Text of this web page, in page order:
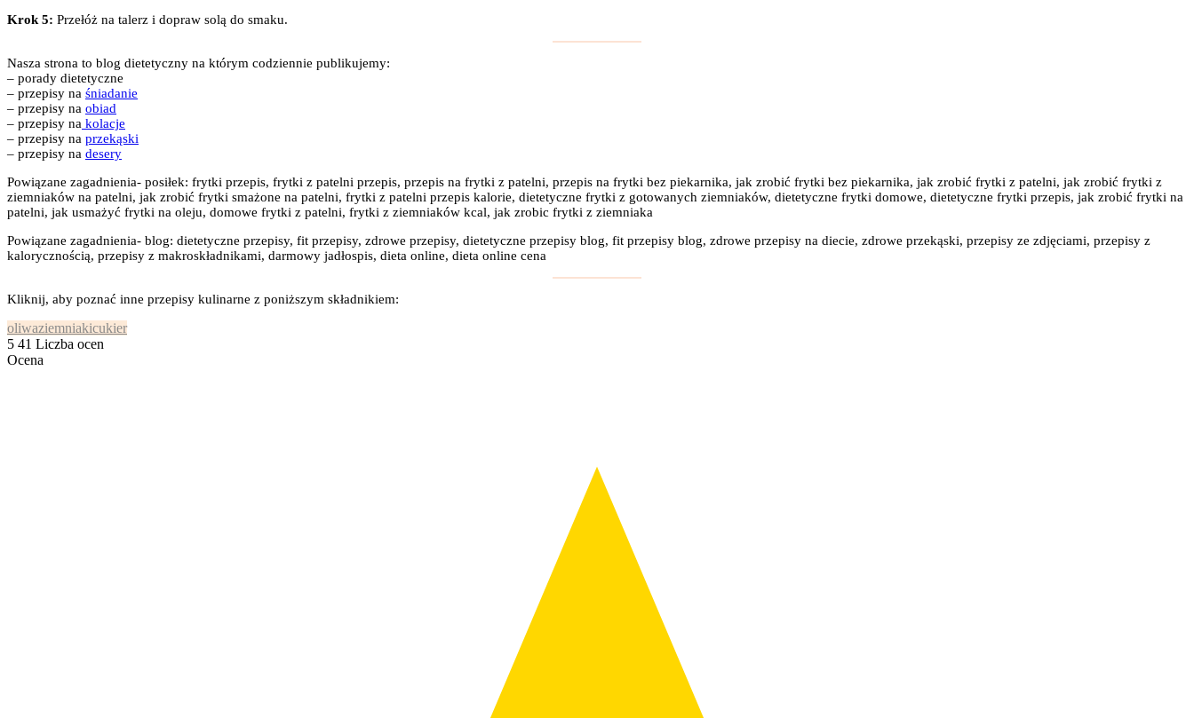
Krok 5: Przełóż na talerz i dopraw solą do smaku.
Nasza strona to blog dietetyczny na którym codziennie publikujemy:
– porady dietetyczne
– przepisy na śniadanie
– przepisy na obiad
– przepisy na kolacje
– przepisy na przekąski
– przepisy na desery
Powiązane zagadnienia- posiłek: frytki przepis, frytki z patelni przepis, przepis na frytki z patelni, przepis na frytki bez piekarnika, jak zrobić frytki bez piekarnika, jak zrobić frytki z patelni, jak zrobić frytki z
ziemniaków na patelni, jak zrobić frytki smażone na patelni, frytki z patelni przepis kalorie, dietetyczne frytki z gotowanych ziemniaków, dietetyczne frytki domowe, dietetyczne frytki przepis, jak zrobić frytki na
patelni, jak usmażyć frytki na oleju, domowe frytki z patelni, frytki z ziemniaków kcal, jak zrobic frytki z ziemniaka
Powiązane zagadnienia- blog: dietetyczne przepisy, fit przepisy, zdrowe przepisy, dietetyczne przepisy blog, fit przepisy blog, zdrowe przepisy na diecie, zdrowe przekąski, przepisy ze zdjęciami, przepisy z
kalorycznością, przepisy z makroskładnikami, darmowy jadłospis, dieta online, dieta online cena
Kliknij, aby poznać inne przepisy kulinarne z poniższym składnikiem:
oliwaziemniakicukier
5 41 Liczba ocen
Ocena